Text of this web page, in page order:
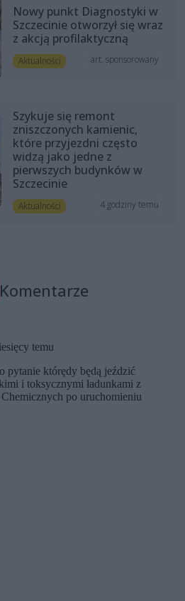
Nowy punkt Diagnostyki w
Szczecinie otworzył się wraz
z akcją profilaktyczną
Aktualności art. sponsorowany
Szykuje się remont
zniszczonych kamienic,
które przyjezdni często
widzą jako jedne z
pierwszych budynków w
Szczecinie
Aktualności 4 godziny temu
Komentarze